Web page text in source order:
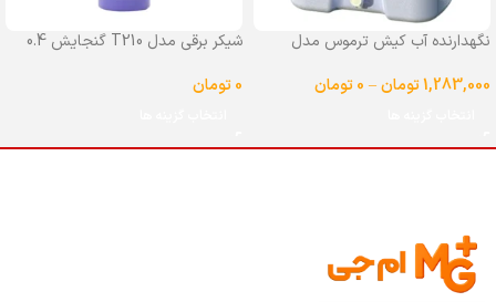
نگهدارنده آب کیش ترموس مدل
1,283,000تومان–
0تومان
شیکر برقی مدل T210 گنجایش 0.4
0تومان